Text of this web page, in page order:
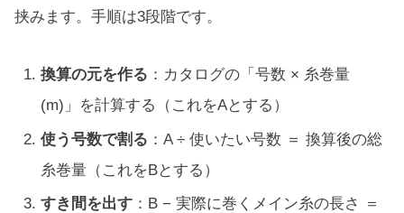
挟みます。手順は3段階です。
換算の元を作る ：カタログの「号数 × 糸巻量
(m)」を計算する（これをAとする）
使う号数で割る ：A ÷ 使いたい号数 ＝ 換算後の総
糸巻量（これをBとする）
すき間を出す ：B − 実際に巻くメイン糸の長さ ＝